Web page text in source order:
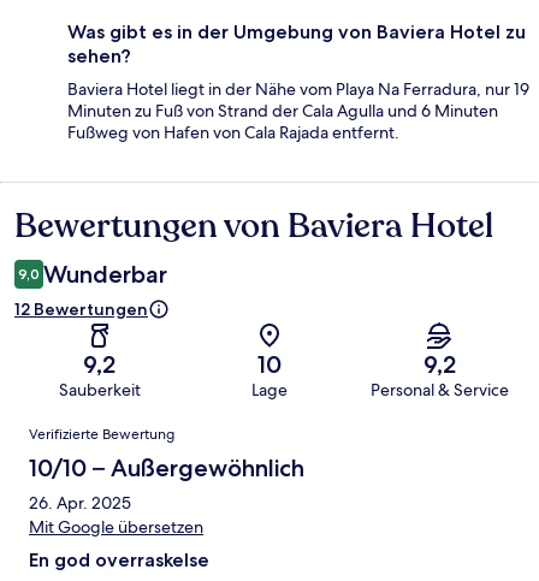
Was gibt es in der Umgebung von Baviera Hotel zu
sehen?
Baviera Hotel liegt in der Nähe vom Playa Na Ferradura, nur 19
Minuten zu Fuß von Strand der Cala Agulla und 6 Minuten
Fußweg von Hafen von Cala Rajada entfernt.
Bewertungen
Bewertungen von Baviera Hotel
9,0 Wunderbar
12 Bewertungen
9,2
Sauberkeit
10
Lage
9,2
Personal & Service
Bewertungen
Verifizierte Bewertung
10/10 – Außergewöhnlich
26. Apr. 2025
Mit Google übersetzen
En god overraskelse